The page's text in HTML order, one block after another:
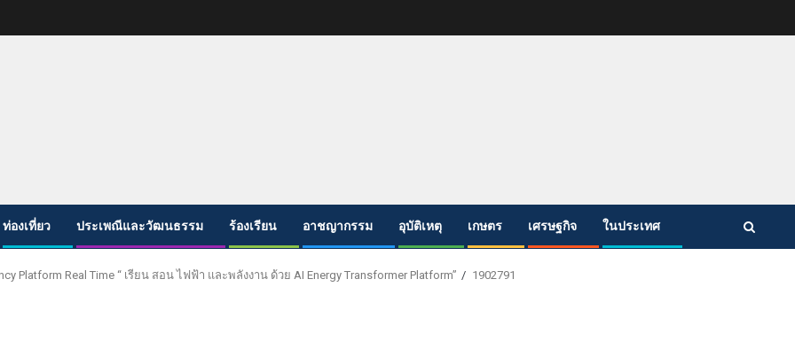
ท่องเที่ยว ประเพณีและวัฒนธรรม ร้องเรียน อาชญากรรม อุบัติเหตุ เกษตร เศรษฐกิจ ในประเทศ
Platform Real Time “ เรียน สอน ไฟฟ้า และพลังงาน ด้วย AI Energy Transformer Platform” 1902791